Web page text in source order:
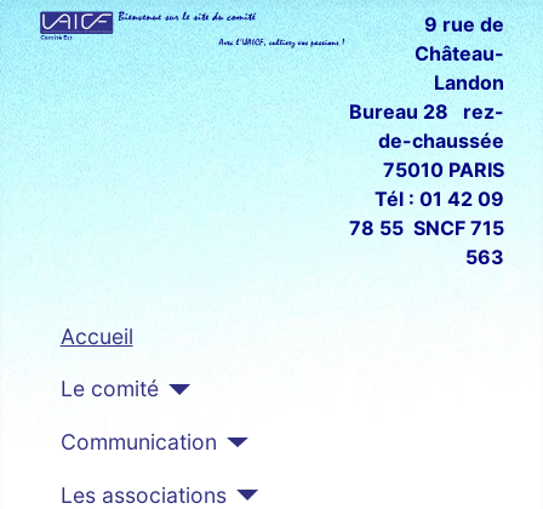
9 rue de
Château-
Landon
Bureau 28 rez-
de-chaussée
75010 PARIS
Tél : 01 42 09
78 55 SNCF 715
563
Accueil
Le comité
Communication
Les associations